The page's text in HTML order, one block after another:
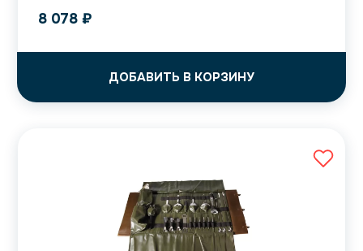
8 078 ₽
ДОБАВИТЬ В КОРЗИНУ